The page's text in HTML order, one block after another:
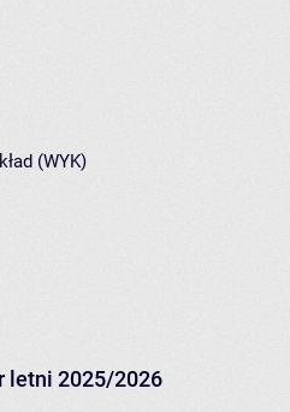
(WYK)
letni 2025/2026